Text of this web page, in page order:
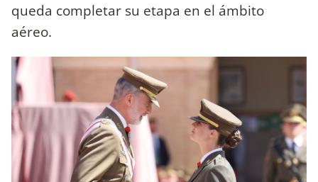
queda completar su etapa en el ámbito
aéreo.